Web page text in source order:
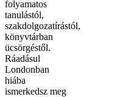
folyamatos
tanulástól,
szakdolgozatírástól,
könyvtárban
ücsörgéstől.
Ráadásul
Londonban
hiába
ismerkedsz meg